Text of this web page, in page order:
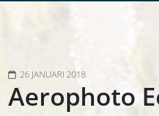
26 JANUARI 2018
Aerophoto